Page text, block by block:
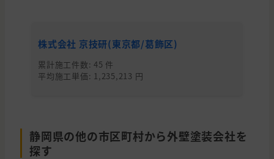
株式会社 京技研(東京都/葛飾区)
累計施工件数: 45 件
平均施工単価: 1,235,213 円
静岡県の他の市区町村から外壁塗装会社を
探す